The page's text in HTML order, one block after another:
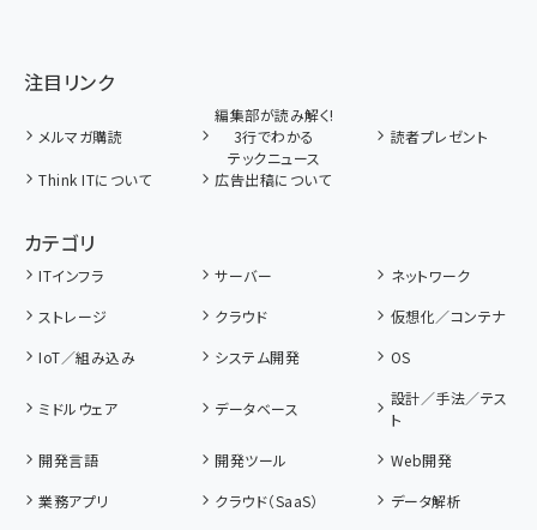
注目リンク
メルマガ購読
編集部が読み解く!
3行でわかる
テックニュース
読者プレゼント
Think ITについて 広告出稿について
カテゴリ
ITインフラ サーバー
ネットワーク
ストレージ
クラウド
仮想化／コンテナ
IoT／組み込み
システム開発 OS
ミドルウェア データベース
設計／手法／テス
ト
開発言語
開発ツール
Web開発
業務アプリ
クラウド（SaaS）
データ解析